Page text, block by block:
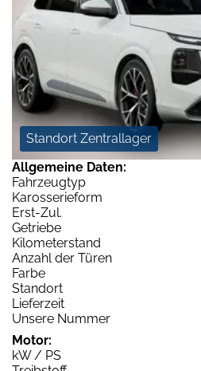
Standort Zentrallager
Allgemeine Daten:
Fahrzeugtyp
Karosserieform
Erst-Zul.
Getriebe
Kilometerstand
Anzahl der Türen
Farbe
Standort
Lieferzeit
Unsere Nummer
Motor:
kW / PS